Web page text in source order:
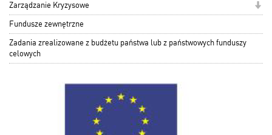
Zarządzanie Kryzysowe
Fundusze zewnętrzne
Zadania zrealizowane z budżetu państwa lub z państwowych funduszy
celowych